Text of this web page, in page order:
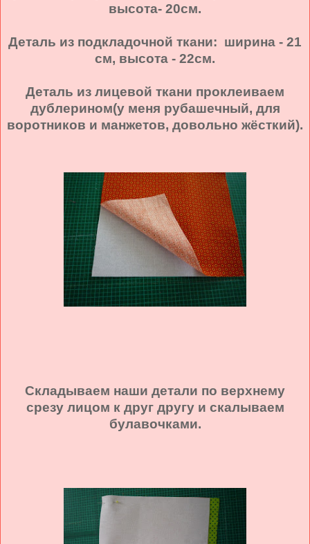
высота- 20см.
Деталь из подкладочной ткани: ширина - 21
см, высота - 22см.
Деталь из лицевой ткани проклеиваем
дублерином(у меня рубашечный, для
воротников и манжетов, довольно жёсткий).
Складываем наши детали по верхнему
срезу лицом к друг другу и скалываем
булавочками.